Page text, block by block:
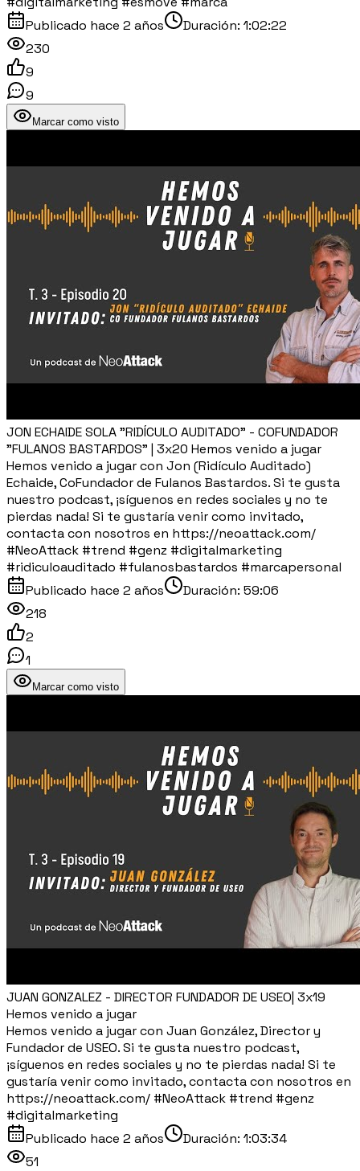
Publicado hace 2 años Duración: 1:02:22
230
9
9
Marcar como visto
JON ECHAIDE SOLA "RIDÍCULO AUDITADO" - COFUNDADOR
"FULANOS BASTARDOS" | 3x20 Hemos venido a jugar
Hemos venido a jugar con Jon (Ridículo Auditado)
Echaide, CoFundador de Fulanos Bastardos. Si te gusta
nuestro podcast, ¡síguenos en redes sociales y no te
pierdas nada! Si te gustaría venir como invitado,
contacta con nosotros en https://neoattack.com/
#NeoAttack #trend #genz #digitalmarketing
#ridiculoauditado #fulanosbastardos #marcapersonal
Publicado hace 2 años Duración: 59:06
218
2
1
Marcar como visto
JUAN GONZALEZ - DIRECTOR FUNDADOR DE USEO| 3x19
Hemos venido a jugar
Hemos venido a jugar con Juan González, Director y
Fundador de USEO. Si te gusta nuestro podcast,
¡síguenos en redes sociales y no te pierdas nada! Si te
gustaría venir como invitado, contacta con nosotros en
https://neoattack.com/ #NeoAttack #trend #genz
#digitalmarketing
Publicado hace 2 años Duración: 1:03:34
51